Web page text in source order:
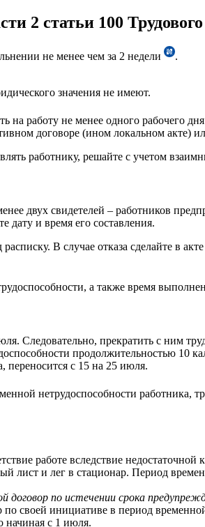
2 статьи 100 Трудового
не менее чем за 2 недели
.
значения не имеют.
на работу не менее одного рабочего
договоре (ином локальном акте)
работнику, решайте с учетом
двух свидетелей – работников
дату и время его составления.
В случае отказа сделайте в
а также время
Следовательно, прекратить с ним
продолжительностью 10
переносится с 15 на 25 июля.
нетрудоспособности работника,
работе вследствие
лист и лег в стационар. Период
договор по истечении срока
по своей инициативе в период
начиная с 1 июля.